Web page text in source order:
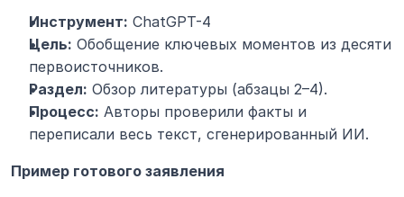
Инструмент: ChatGPT-4
Цель: Обобщение ключевых моментов из десяти
первоисточников.
Раздел: Обзор литературы (абзацы 2–4).
Процесс: Авторы проверили факты и
переписали весь текст, сгенерированный ИИ.
Пример готового заявления